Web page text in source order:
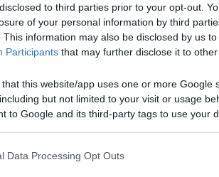
to third parties prior to your opt-out.
of your personal information by third
This information may also be disclosed by us
Participants that may further disclose it to other
that this website/app uses one or more Google
but not limited to your visit or usage
to Google and its third-party tags to use your
Data Processing Opt Outs
senza problemi? e dove? grazie Stefano
non ho mai sostato ma è l'unico